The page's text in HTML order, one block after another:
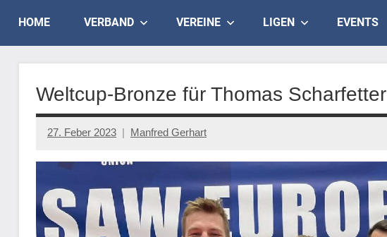
content
Judo
Landesverband
Salzburg
HOME VERBAND VEREINE LIGEN EVENTS
Weltcup-Bronze für Thomas Scharfetter
27. Feber 2023 Manfred Gerhart